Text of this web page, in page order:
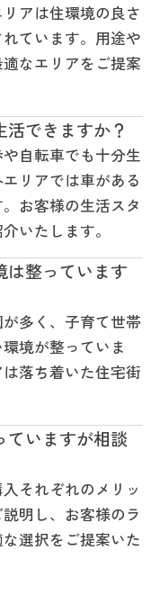
アは住環境の良さ
ています。用途や
なエリアをご提案
できますか？
自転車でも十分生
リアでは車がある
お客様の生活スタ
いたします。
は整っています
多く、子育て世帯
境が整っていま
落ち着いた住宅街
ていますが相談
それぞれのメリッ
明し、お客様のラ
選択をご提案いた